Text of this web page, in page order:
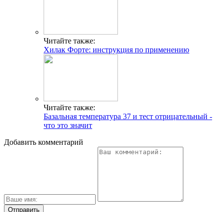
Читайте также:
Хилак Форте: инструкция по применению
Читайте также:
Базальная температура 37 и тест отрицательный -
что это значит
Добавить комментарий